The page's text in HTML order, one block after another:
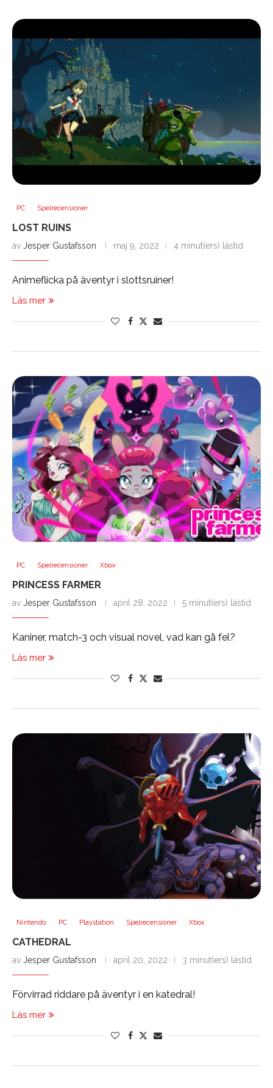
PC Spelrecensioner
LOST RUINS
av Jesper Gustafsson maj 9, 2022 4 minut(ers) lästid
Animeflicka på äventyr i slottsruiner!
Läs mer
PC Spelrecensioner Xbox
PRINCESS FARMER
av Jesper Gustafsson april 28, 2022 5 minut(ers) lästid
Kaniner, match-3 och visual novel, vad kan gå fel?
Läs mer
Nintendo PC Playstation Spelrecensioner Xbox
CATHEDRAL
av Jesper Gustafsson april 20, 2022 3 minut(ers) lästid
Förvirrad riddare på äventyr i en katedral!
Läs mer